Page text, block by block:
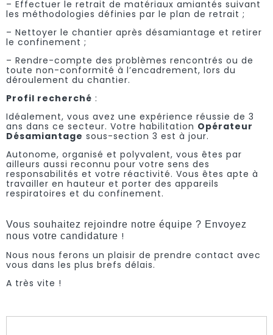
– Effectuer le retrait de matériaux amiantés suivant
les méthodologies définies par le plan de retrait ;
– Nettoyer le chantier après désamiantage et retirer
le confinement ;
– Rendre-compte des problèmes rencontrés ou de
toute non-conformité à l’encadrement, lors du
déroulement du chantier.
Profil recherché :
Idéalement, vous avez une expérience réussie de 3
ans dans ce secteur. Votre habilitation Opérateur
Désamiantage sous-section 3 est à jour.
Autonome, organisé et polyvalent, vous êtes par
ailleurs aussi reconnu pour votre sens des
responsabilités et votre réactivité. Vous êtes apte à
travailler en hauteur et porter des appareils
respiratoires et du confinement.
Vous souhaitez rejoindre notre équipe ? Envoyez
nous votre candidature !
Nous nous ferons un plaisir de prendre contact avec
vous dans les plus brefs délais.
A très vite !